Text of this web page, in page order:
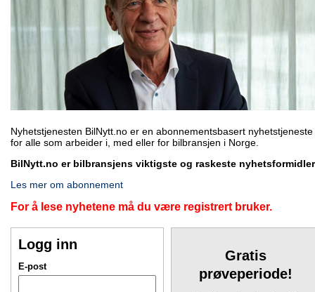
Nyhetstjenesten BilNytt.no er en abonnementsbasert nyhetstjeneste
for alle som arbeider i, med eller for bilbransjen i Norge.
BilNytt.no er bilbransjens viktigste og raskeste
Les mer om abonnement
For å lese nyhetene må du være registrert bruker.
Logg inn
E-post
Gratis
prøveperiode!